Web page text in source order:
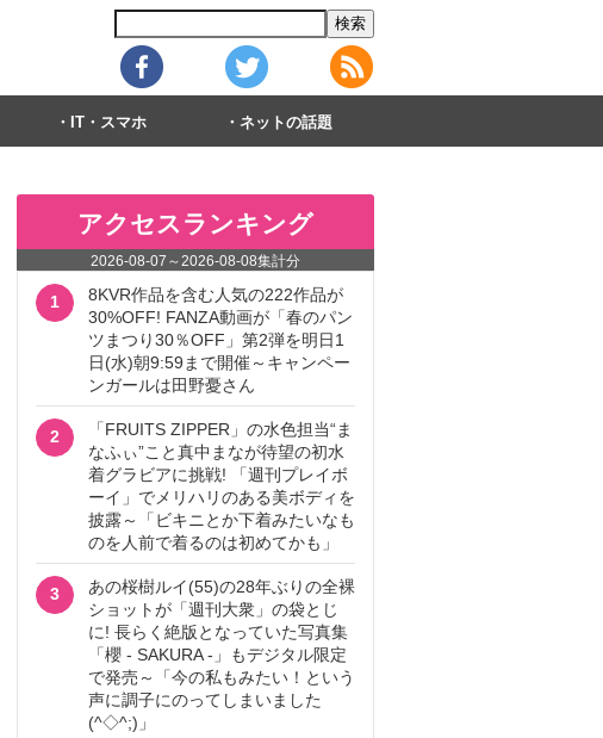
IT・スマホ ネットの話題
アクセスランキング
2026-08-07 ～2026-08-08集計分
1
8KVR作品を含む人気の222作品が
30%OFF! FANZA動画が「春のパン
ツまつり30％OFF」第2弾を明日1
日(水)朝9:59まで開催～キャンペー
ンガールは田野憂さん
2
「FRUITS ZIPPER」の水色担当“ま
なふぃ”こと真中まなが待望の初水
着グラビアに挑戦! 「週刊プレイボ
ーイ」でメリハリのある美ボディを
披露～「ビキニとか下着みたいなも
のを人前で着るのは初めてかも」
3
あの桜樹ルイ(55)の28年ぶりの全裸
ショットが「週刊大衆」の袋とじ
に! 長らく絶版となっていた写真集
「櫻 - SAKURA -」もデジタル限定
で発売～「今の私もみたい！という
声に調子にのってしまいました
(^◇^;)」